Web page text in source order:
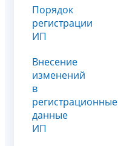
Порядок
регистрации
ИП
Внесение
изменений
в
регистрационные
данные
ИП